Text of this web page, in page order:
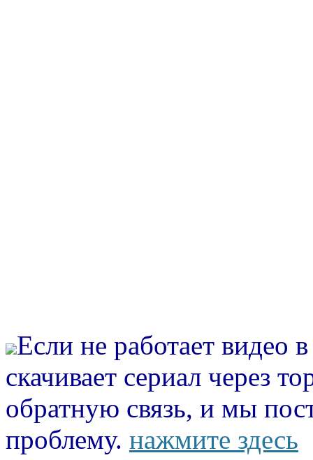
Если не работает видео
скачивает сериал через
обратную связь, и мы
проблему. нажмите здесь